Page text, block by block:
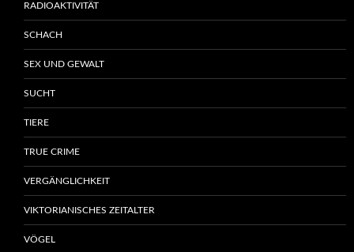
RADIOAKTIVITÄT
SCHACH
SEX UND GEWALT
SUCHT
TIERE
TRUE CRIME
VERGÄNGLICHKEIT
VIKTORIANISCHES ZEITALTER
VÖGEL